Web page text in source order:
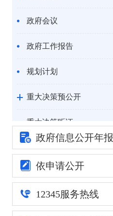
政府会议
政府工作报告
规划计划
重大决策预公开
重大决策听证
统计信息
自然资源
公安司法
政府信息公开年报
依申请公开
12345服务热线